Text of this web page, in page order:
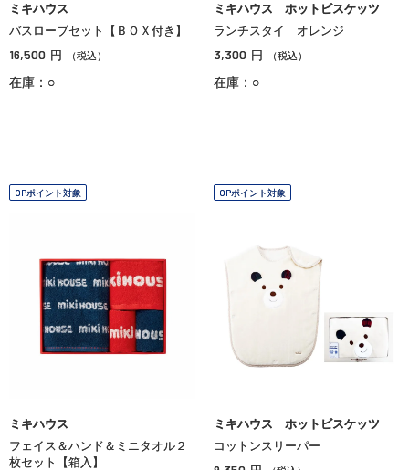
ミキハウス
バスローブセット【ＢＯＸ付き】
16,500 円 （税込）
在庫：○
ミキハウス ホットビスケッツ
ランチスタイ オレンジ
3,300 円 （税込）
在庫：○
OPポイント対象
ミキハウス
フェイス＆ハンド＆ミニタオル２
枚セット【箱入】
OPポイント対象
ミキハウス ホットビスケッツ
コットンスリーパー